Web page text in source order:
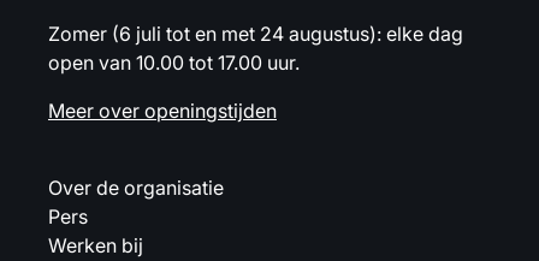
Zomer (6 juli tot en met 24 augustus): elke dag
open van 10.00 tot 17.00 uur.
Meer over openingstijden
Over de organisatie
Pers
Werken bij